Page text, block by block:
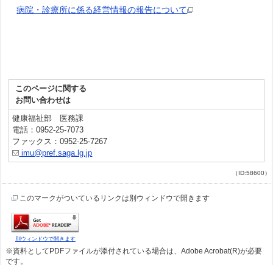
病院・診療所に係る経営情報の報告について
このページに関する
お問い合わせは
健康福祉部 医務課
電話：0952-25-7073
ファックス：0952-25-7267
imu@pref.saga.lg.jp
（ID:58600）
このマークがついているリンクは別ウィンドウで開きます
別ウィンドウで開きます
※資料としてPDFファイルが添付されている場合は、Adobe Acrobat(R)が必要
です。